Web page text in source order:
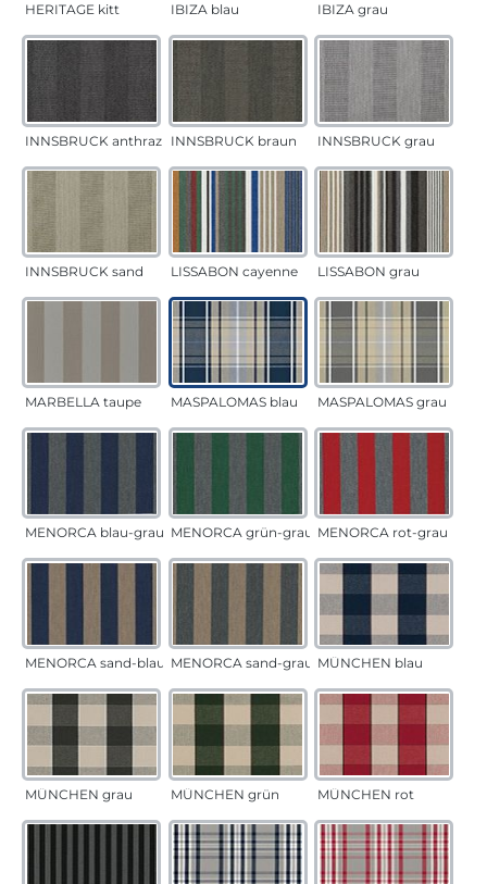
HERITAGE kitt IBIZA blau IBIZA grau
INNSBRUCK anthrazit INNSBRUCK braun INNSBRUCK grau
INNSBRUCK sand LISSABON cayenne LISSABON grau
MARBELLA taupe MASPALOMAS blau MASPALOMAS grau
MENORCA blau-grau MENORCA grün-grau MENORCA rot-grau
MENORCA sand-blau MENORCA sand-grau MÜNCHEN blau
MÜNCHEN grau MÜNCHEN grün MÜNCHEN rot